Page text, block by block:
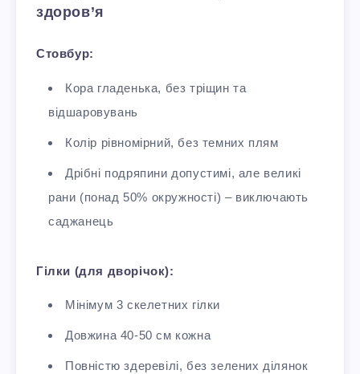
здоров’я
Стовбур:
Кора гладенька, без тріщин та
відшаровувань​
Колір рівномірний, без темних плям
Дрібні подряпини допустимі, але великі
рани (понад 50% окружності) – виключають
саджанець
Гілки (для дворічок):
Мінімум 3 скелетних гілки
Довжина 40-50 см кожна
Повністю здеревілі, без зелених ділянок​